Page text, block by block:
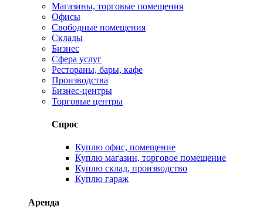
Магазины, торговые помещения
Офисы
Свободные помещения
Склады
Бизнес
Сфера услуг
Рестораны, бары, кафе
Производства
Бизнес-центры
Торговые центры
Спрос
Куплю офис, помещение
Куплю магазин, торговое помещение
Куплю склад, производство
Куплю гараж
Аренда